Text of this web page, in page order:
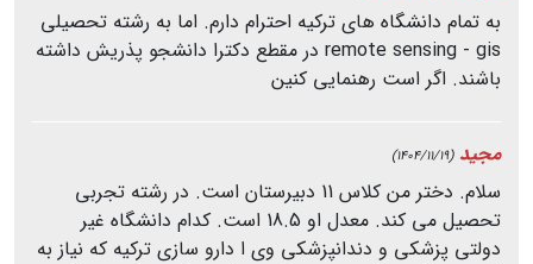
به تمام دانشگاه های ترکیه احترام دارم. اما به رشته تحصیلی
remote sensing - gis در مقطع دکترا دانشجو پذریش داشته
باشند. اگر است رهنمایی کنین
مجید (1404/11/19)
سلام. دختر من کلاس 11 دبیرستان است. در رشته تجربی
تحصیل می کند. معدل او 18.5 است. کدام دانشگاه غیر
دولتی پزشکی و دندانپزشکی وی ا دارو سازی ترکیه که نیاز به